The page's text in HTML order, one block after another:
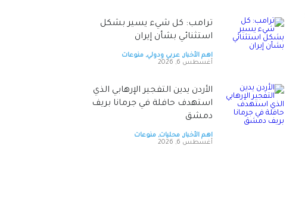
ترامب: كل شيء يسير بشكل
استثنائي بشأن إيران
اهم الأخبار, عربي ودولي, منوعات
أغسطس 6, 2026
الأردن يدين التفجير الإرهابي الذي
استهدف حافلة في جرمانا بريف
دمشق
اهم الأخبار, محليات, منوعات
أغسطس 6, 2026